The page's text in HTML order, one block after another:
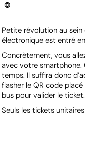
©
Petite révolution au sein
électronique est entré
Concrètement, vous
avec votre smartphone.
temps. Il suffira donc
flasher le QR code
bus pour valider le ticket.
Seuls les tickets